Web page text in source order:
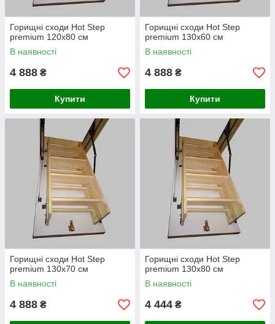
Горищні сходи Hot Step
premium 120х80 см
В наявності
4 888 ₴
Купити
Горищні сходи Hot Step
premium 130х60 см
В наявності
4 888 ₴
Купити
Горищні сходи Hot Step
premium 130х70 см
В наявності
4 888 ₴
Горищні сходи Hot Step
premium 130х80 см
В наявності
4 444 ₴